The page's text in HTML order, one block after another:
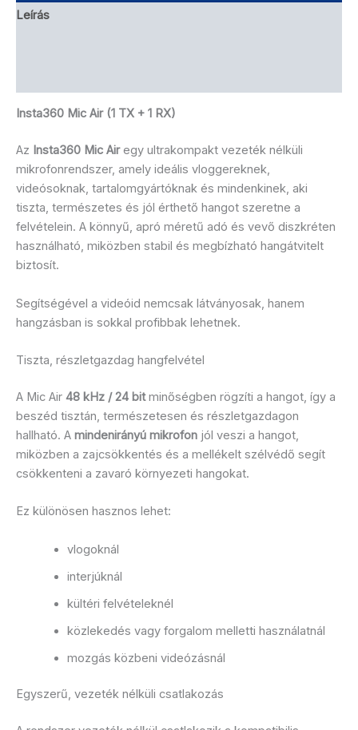
Leírás
Insta360 Mic Air (1 TX + 1 RX)
Az Insta360 Mic Airegy ultrakompakt vezeték nélküli
mikrofonrendszer, amely ideális vloggereknek,
videósoknak, tartalomgyártóknak és mindenkinek, aki
tiszta, természetes és jól érthető hangot szeretne a
felvételein. A könnyű, apró méretű adó és vevő diszkréten
használható, miközben stabil és megbízható hangátvitelt
biztosít.
Segítségével a videóid nemcsak látványosak, hanem
hangzásban is sokkal profibbak lehetnek.
Tiszta, részletgazdag hangfelvétel
A Mic Air 48 kHz / 24 bitminőségben rögzíti a hangot, így a
beszéd tisztán, természetesen és részletgazdagon
hallható. A mindenirányú mikrofon jól veszi a hangot,
miközben a zajcsökkentés és a mellékelt szélvédő segít
csökkenteni a zavaró környezeti hangokat.
Ez különösen hasznos lehet:
vlogoknál
interjúknál
kültéri felvételeknél
közlekedés vagy forgalom melletti használatnál
mozgás közbeni videózásnál
Egyszerű, vezeték nélküli csatlakozás